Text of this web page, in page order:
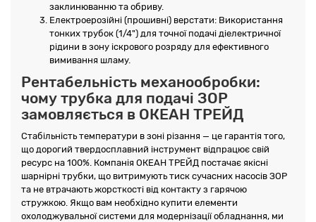
заклинюванню та обриву.
Електроерозійні (прошивні) верстати: Використання
тонких трубок (1/4") для точної подачі діелектричної
рідини в зону іскрового розряду для ефективного
вимивання шламу.
Рентабельність механообробки:
чому трубка для подачі ЗОР
замовляється в ОКЕАН ТРЕЙД
Стабільність температури в зоні різання — це гарантія того,
що дорогий твердосплавний інструмент відпрацює свій
ресурс на 100%. Компанія ОКЕАН ТРЕЙД постачає якісні
шарнірні трубки, що витримують тиск сучасних насосів ЗОР
та не втрачають жорсткості від контакту з гарячою
стружкою. Якщо вам необхідно купити елементи
охолоджувальної системи для модернізації обладнання, ми